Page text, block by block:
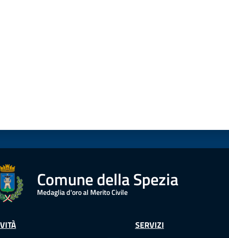
Comune della Spezia
Medaglia d'oro al Merito Civile
SERVIZI